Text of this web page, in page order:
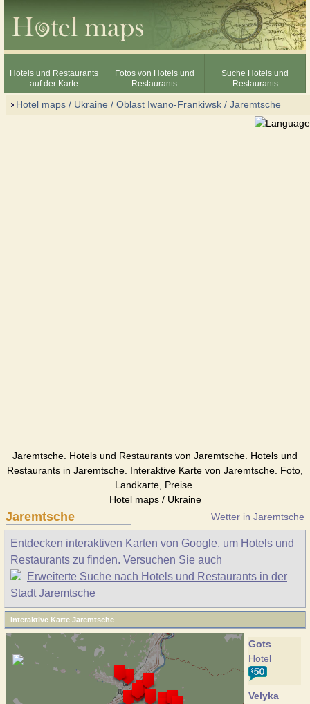
Hotels und Restaurants
auf der Karte
Fotos von Hotels und
Restaurants
Suche Hotels und
Restaurants
Hotel maps / Ukraine / Oblast Iwano-Frankiwsk / Jaremtsche
Jaremtsche. Hotels und Restaurants von Jaremtsche. Hotels und
Restaurants in Jaremtsche. Interaktive Karte von Jaremtsche. Foto,
Landkarte, Preise.
Hotel maps / Ukraine
Jaremtsche Wetter in Jaremtsche
Entdecken interaktiven Karten von Google, um Hotels und
Restaurants zu finden. Versuchen Sie auch
Erweiterte Suche nach Hotels und Restaurants in der
Stadt Jaremtsche
Interaktive Karte Jaremtsche
Gots
Hotel
Velyka